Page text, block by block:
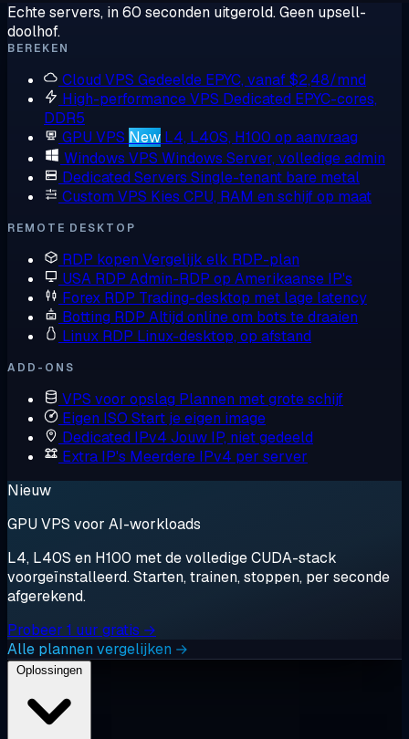
Echte servers, in 60 seconden uitgerold. Geen upsell-
doolhof.
BEREKEN
Cloud VPS Gedeelde EPYC, vanaf $2,48/mnd
High-performance VPS Dedicated EPYC-cores,
DDR5
GPU VPS New L4, L40S, H100 op aanvraag
Windows VPS Windows Server, volledige admin
Dedicated Servers Single-tenant bare metal
Custom VPS Kies CPU, RAM en schijf op maat
REMOTE DESKTOP
RDP kopen Vergelijk elk RDP-plan
USA RDP Admin-RDP op Amerikaanse IP's
Forex RDP Trading-desktop met lage latency
Botting RDP Altijd online om bots te draaien
Linux RDP Linux-desktop, op afstand
ADD-ONS
VPS voor opslag Plannen met grote schijf
Eigen ISO Start je eigen image
Dedicated IPv4 Jouw IP, niet gedeeld
Extra IP's Meerdere IPv4 per server
Nieuw
GPU VPS voor AI-workloads
L4, L40S en H100 met de volledige CUDA-stack
voorgeïnstalleerd. Starten, trainen, stoppen, per seconde
afgerekend.
Probeer 1 uur gratis →
Alle plannen vergelijken →